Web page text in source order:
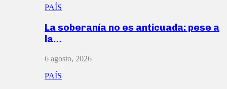
PAÍS
La soberanía no es anticuada: pese a
la…
6 agosto, 2026
PAÍS